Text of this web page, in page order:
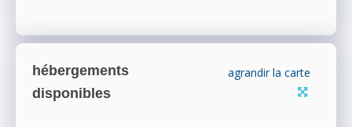
hébergements
disponibles
agrandir la carte